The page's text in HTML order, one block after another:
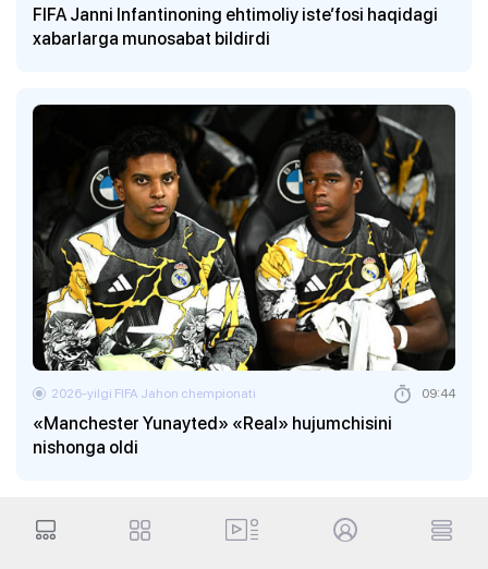
FIFA Janni Infantinoning ehtimoliy iste’fosi haqidagi
xabarlarga munosabat bildirdi
«Manchester Yunayted» «Real» hujumchisini
nishonga oldi
2026-yilgi FIFA Jahon chempionati 09:44